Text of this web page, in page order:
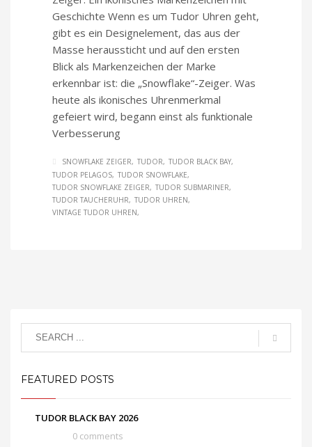
Geschichte Wenn es um Tudor Uhren geht,
gibt es ein Designelement, das aus der
Masse heraussticht und auf den ersten
Blick als Markenzeichen der Marke
erkennbar ist: die „Snowflake“-Zeiger. Was
heute als ikonisches Uhrenmerkmal
gefeiert wird, begann einst als funktionale
Verbesserung
SNOWFLAKE ZEIGER TUDOR
TUDOR BLACK BAY
TUDOR PELAGOS TUDOR SNOWFLAKE
TUDOR SNOWFLAKE ZEIGER
TUDOR SUBMARINER
TUDOR TAUCHERUHR
TUDOR UHREN
VINTAGE TUDOR UHREN
FEATURED POSTS
TUDOR BLACK BAY 2026
0 comments